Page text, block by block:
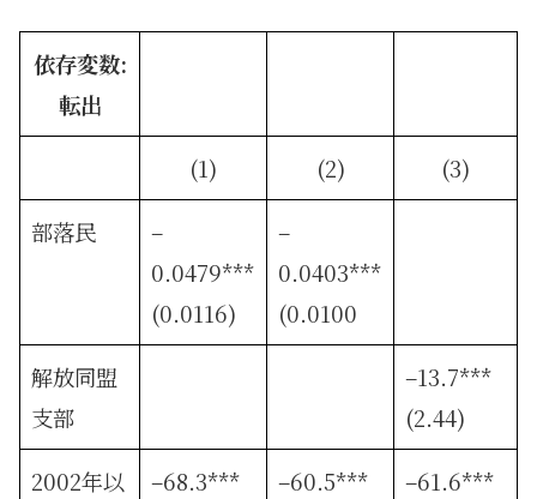
依存変数:
転出
(1) (2) (3)
部落民
–
0.0479***
(0.0116)
–
0.0403***
(0.0100
解放同盟
支部
–13.7***
(2.44)
2002年以
–68.3***
–60.5***
–61.6***